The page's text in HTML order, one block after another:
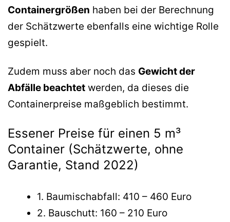
Containergrößen haben bei der Berechnung
der Schätzwerte ebenfalls eine wichtige Rolle
gespielt.
Zudem muss aber noch das Gewicht der
Abfälle beachtet werden, da dieses die
Containerpreise maßgeblich bestimmt.
Essener Preise für einen 5 m³
Container (Schätzwerte, ohne
Garantie, Stand 2022)
1. Baumischabfall: 410 – 460 Euro
2. Bauschutt: 160 – 210 Euro